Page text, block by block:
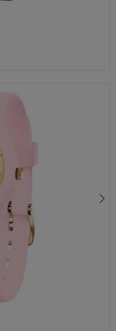
ZEGAREK DAMSKI ICE WATCH CITY SPARKLING METAL ROSE GOLD 015085